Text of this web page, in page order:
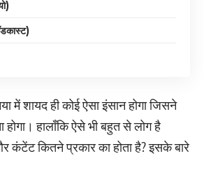
में शायद ही कोई ऐसा इंसान होगा जिसने
होगा। हालाँकि ऐसे भी बहुत से लोग है
कंटेंट कितने प्रकार का होता है? इसके बारे